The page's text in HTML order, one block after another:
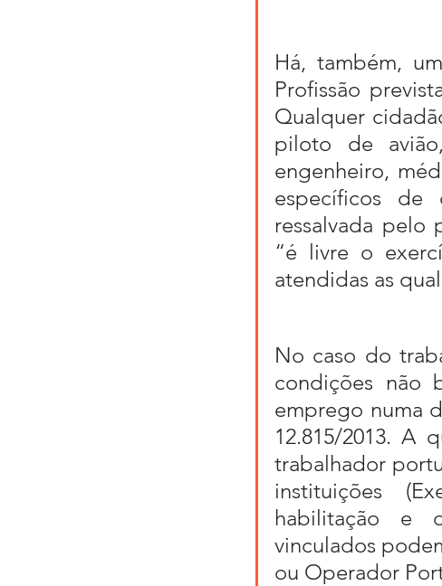
Há, também,
Profissão
Qualquer
piloto de
engenheiro,
específicos
ressalvada pelo
“é livre o
atendidas as
No caso do
condições não
emprego numa
12.815/2013. A
trabalhador
instituições
habilitação e
vinculados
ou Operador